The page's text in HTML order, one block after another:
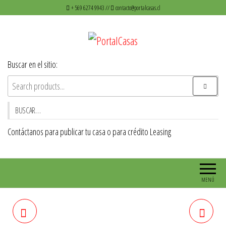
+ 569 6274 9943 // contacto@portalcasas.cl
PortalCasas
Buscar en el sitio:
BUSCAR…
Contáctanos para publicar tu casa o para crédito Leasing
MENÚ